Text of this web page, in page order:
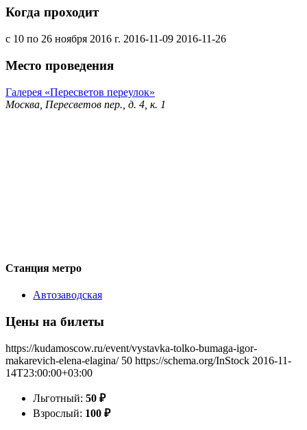
Когда проходит
с 10 по 26 ноября 2016 г. 2016-11-09 2016-11-26
Место проведения
Галерея «Пересветов переулок»
Москва, Пересветов пер., д. 4, к. 1
Станция метро
Автозаводская
Цены на билеты
https://kudamoscow.ru/event/vystavka-tolko-bumaga-igor-
makarevich-elena-elagina/ 50 https://schema.org/InStock 2016-11-
14T23:00:00+03:00
Льготный: 50 ₽
Взрослый: 100 ₽